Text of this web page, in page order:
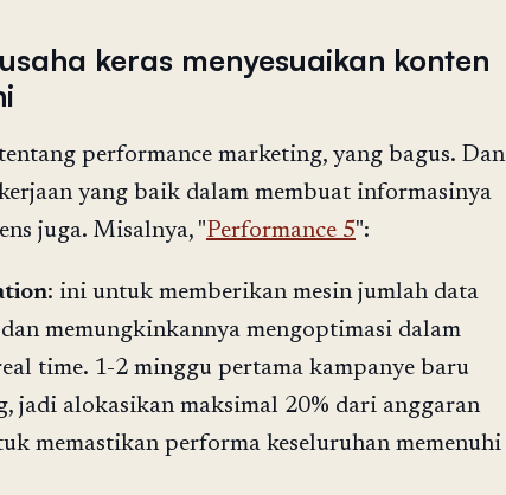
keras menyesuaikan konten
performance marketing, yang bagus. Dan
yang baik dalam membuat informasinya
juga. Misalnya, "Performance 5":
: ini untuk memberikan mesin jumlah data
memungkinkannya mengoptimasi dalam
time. 1-2 minggu pertama kampanye baru
jadi alokasikan maksimal 20% dari anggaran
memastikan performa keseluruhan memenuhi